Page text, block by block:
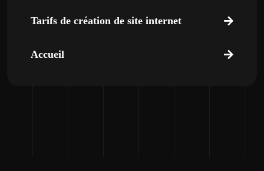
Tarifs de création de site internet
Accueil